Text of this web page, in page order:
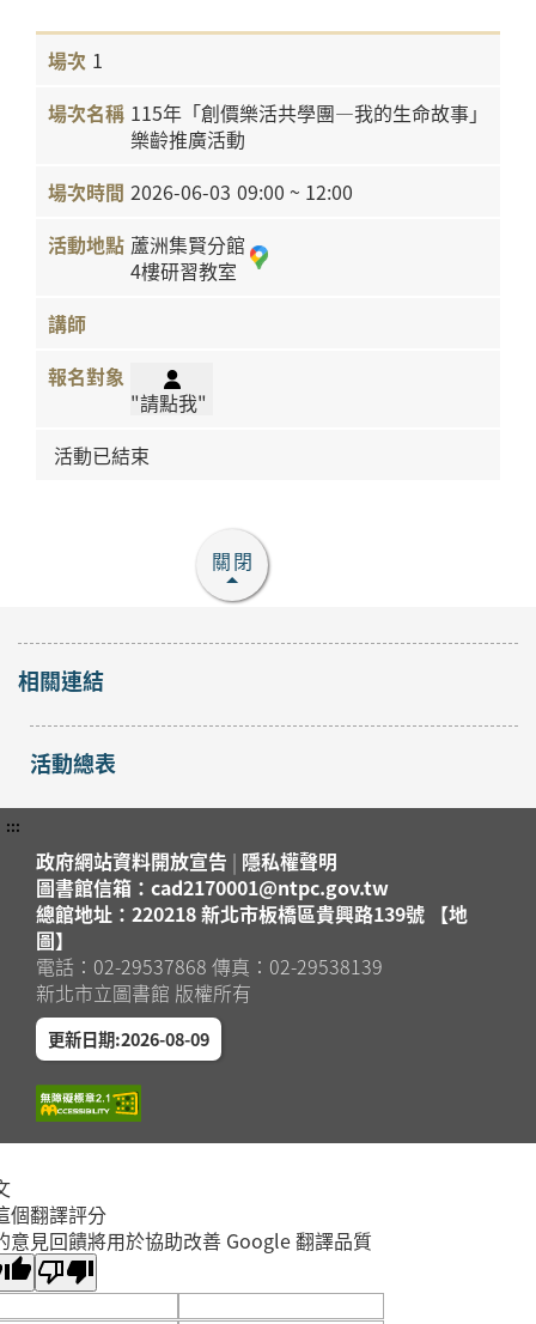
1
115年「創價樂活共學團—我的生命故事」
樂齡推廣活動
2026-06-03 09:00 ~ 12:00
蘆洲集賢分館
4樓研習教室
"請點我"
活動已結束
關閉
相關連結
活動總表
:::
政府網站資料開放宣告 | 隱私權聲明
圖書館信箱：cad2170001@ntpc.gov.tw
總館地址：220218 新北市板橋區貴興路139號 【地
圖】
電話：02-29537868 傳真：02-29538139
新北市立圖書館 版權所有
更新日期:2026-08-09
個翻譯評分
意見回饋將用於協助改善 Google 翻譯品質